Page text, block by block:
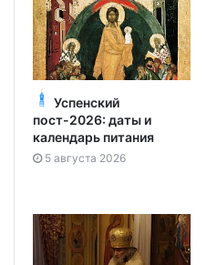
Успенский
пост-2026: даты и
календарь питания
5 августа 2026